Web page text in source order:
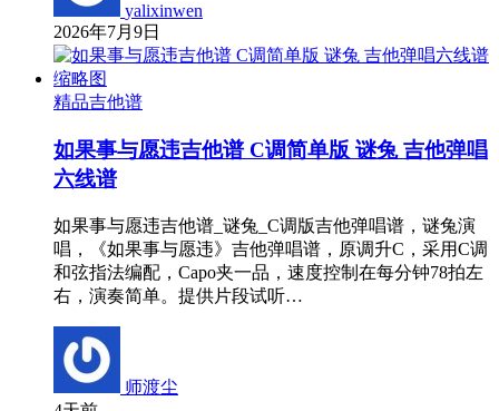
yalixinwen
2026年7月9日
精品吉他谱
如果事与愿违吉他谱 C调简单版 谜兔 吉他弹唱
六线谱
如果事与愿违吉他谱_谜兔_C调版吉他弹唱谱，谜兔演
唱，《如果事与愿违》吉他弹唱谱，原调升C，采用C调
和弦指法编配，Capo夹一品，速度控制在每分钟78拍左
右，演奏简单。提供片段试听…
师渡尘